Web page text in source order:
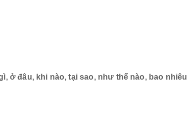
ở đâu, khi nào, tại sao, như thế nào, bao nhiêu